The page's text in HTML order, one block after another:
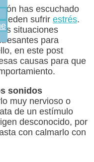
has escuchado
sufrir estrés.
situaciones
para
en este post
causas para que
sonidos
muy nervioso o
de un estímulo
desconocido, por
con calmarlo con